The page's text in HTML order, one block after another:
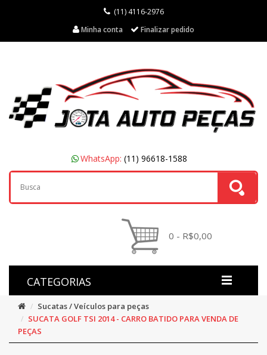
(11) 4116-2976
Minha conta
Finalizar pedido
WhatsApp: (11) 96618-1588
0 - R$0,00
CATEGORIAS
Sucatas / Veículos para peças
SUCATA GOLF TSI 2014 - CARRO BATIDO PARA VENDA DE
PEÇAS